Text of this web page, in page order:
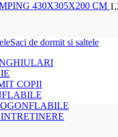
430X305X200 CM
Saci de dormit si saltele
COPII